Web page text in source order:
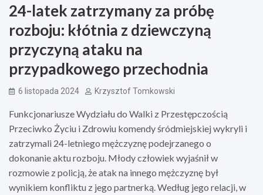
24-latek zatrzymany za próbę
rozboju: kłótnia z dziewczyną
przyczyną ataku na
przypadkowego przechodnia
6 listopada 2024 Krzysztof Tomkowski
Funkcjonariusze Wydziału do Walki z Przestępczością
Przeciwko Życiu i Zdrowiu komendy śródmiejskiej wykryli i
zatrzymali 24-letniego mężczyznę podejrzanego o
dokonanie aktu rozboju. Młody człowiek wyjaśnił w
rozmowie z policją, że atak na innego mężczyznę był
wynikiem konfliktu z jego partnerką. Według jego relacji, w